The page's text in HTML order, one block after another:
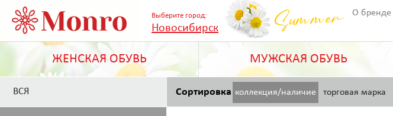
Выберите город:
Новосибирск
О бренде
ЖЕНСКАЯ ОБУВЬ МУЖСКАЯ ОБУВЬ
ВСЯ Сортировка коллекция/наличие торговая марка